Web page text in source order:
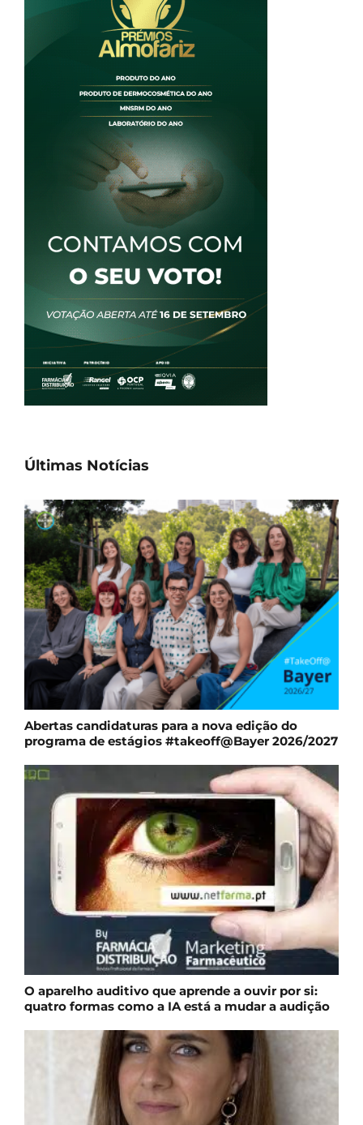
Últimas Notícias
Abertas candidaturas para a nova edição do
programa de estágios #takeoff@Bayer 2026/2027
O aparelho auditivo que aprende a ouvir por si:
quatro formas como a IA está a mudar a audição